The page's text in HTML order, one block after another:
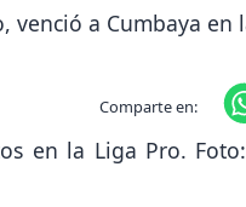
a Cumbaya en
Comparte en: